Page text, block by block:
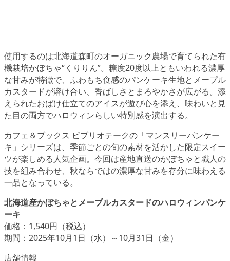
使用するのは北海道森町のオーガニック農場で育てられた有
機栽培かぼちゃ“くりりん”。糖度20度以上ともいわれる濃厚
な甘みが特徴で、ふわもち食感のパンケーキ生地とメープル
カスタードが溶け合い、香ばしさとまろやかさが広がる。添
えられたおばけ仕立てのアイスが遊び心を添え、味わいと見
た目の両方でハロウィンらしい特別感を演出する。
カフェ＆ブックス ビブリオテークの「マンスリーパンケー
キ」シリーズは、季節ごとの旬の素材を活かした限定スイー
ツが楽しめる人気企画。今回は産地直送のかぼちゃと職人の
技を組み合わせ、秋ならではの濃厚な甘みを存分に味わえる
一品となっている。
北海道産かぼちゃとメープルカスタードのハロウィンパンケ
ーキ
価格：1,540円（税込）
期間：2025年10月1日（水）～10月31日（金）
店舗情報